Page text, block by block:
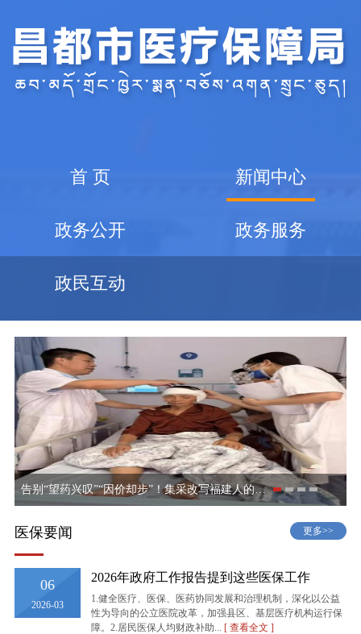
首 页 新闻中心
政务公开 政务服务
政民互动
告别“望药兴叹”“因价却步”！集采改写福建人的就医故事
医保要闻 更多>>
06
2026-03
2026年政府工作报告提到这些医保工作
1.健全医疗、医保、医药协同发展和治理机制，深化以公益
性为导向的公立医院改革，加强县区、基层医疗机构运行保
障。2.居民医保人均财政补助... [ 查看全文 ]